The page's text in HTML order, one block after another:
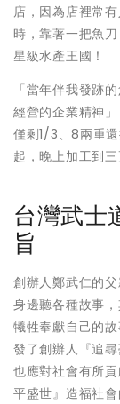
店，因為店裡常
時，靠著一把魚
星級水產王國！
「當年伴我發跡
經營的企業精神
僅剩1/3、8兩重
起，晚上加工到
台灣武士
旨
創辦人鄭武仁的
身邊聽各種故事
犧牲奉獻自己的
發了創辦人『追
也應對社會有所
平盛世』造福社